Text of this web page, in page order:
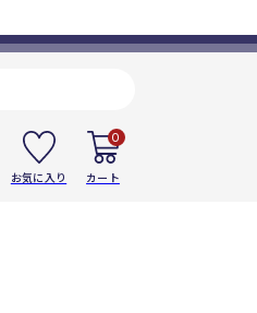
お気に入り
0
カート